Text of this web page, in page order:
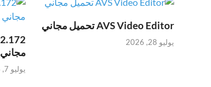
AVS Video Editor تحميل مجاني
يوليو 28, 2026
مجاني
يوليو 7, 2026